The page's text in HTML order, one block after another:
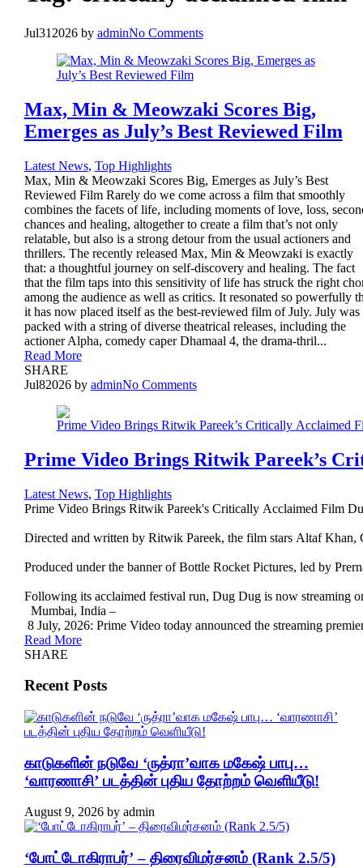
Jul31 2026by adminNo Comments
Max, Min & Meowzaki Scores Big,
Emerges as July’s Best Reviewed Film
Latest News, Top Highlights
Max, Min & Meowzaki Scores Big, Emerges as July’s Best
Reviewed Film Rarely do we come across a film that smoothly
combines the facets of life, including moments of love, loss,
chances and healing, altogether to create a film that’s not only
relatable, but also is a strong detour from the usual actioners and
thrillers. The recently released Max, Min & Meowzaki is exactly
that: a thoughtful journey on self-discovery and healing. The fact
that the film taps into this sensitivity of life has struck the right
among the audience as well as critics. It resonated so powerfully
it has now placed itself as the best-reviewed film of July. July was
packed with a string of diverse theatrical releases, including the
actioner Alpha, comedy caper Dhamaal 4, the drama-thril...
Read More
SHARE
Jul82026by adminNo Comments
Prime Video Brings Ritwik Pareek’s
Latest News, Top Highlights
Prime Video Brings Ritwik Pareek's Critically Acclaimed Film
Directed and written by Ritwik Pareek, the film stars Altaf Khan,
Produced under the banner of Bottle Rocket Pictures, led by
Following its acclaimed festival run, Dug Dug is now streaming
Mumbai, India –
8 July, 2026: Prime Video today announced the streaming
Read More
SHARE
Recent Posts
காடுகளின் நடுவே ‘ருத்ரா’வாக மகேஷ் பாபு…
‘வாரணாசி’ படத்தின் புதிய தோற்றம் வெளியீடு!
August 9, 2026by admin
‘போட்டோகிராபர்’ – திரைவிமர்சனம் (Rank 2.5/5)